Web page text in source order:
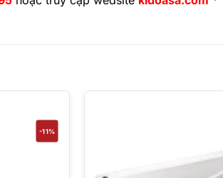
-11%